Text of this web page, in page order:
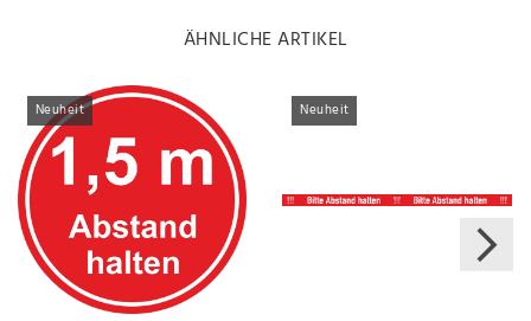
ÄHNLICHE ARTIKEL
Neuheit Neuheit